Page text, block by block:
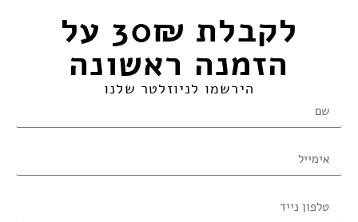
לקבלת 30₪ על
הזמנה ראשונה​
הירשמו לניוזלטר שלנו